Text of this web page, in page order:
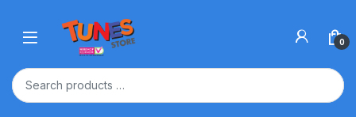
Open 0